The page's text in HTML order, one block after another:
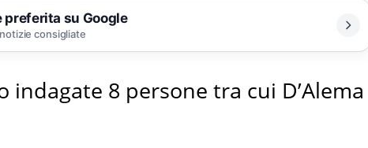
su Google
consigliate
indagate 8 persone tra cui D’Alema